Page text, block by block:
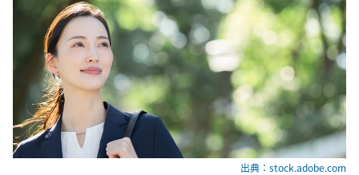
出典：stock.adobe.com